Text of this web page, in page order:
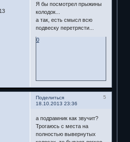
Я бы посмотрел прыжины
колодок...
а так, есть смысл всю
подвеску перетрясти...
0
Поделиться
5
18.10.2013 23:36
а подрамник как звучит?
Трогаюсь с места на
полностью вывернутых